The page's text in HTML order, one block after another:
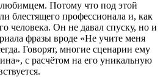
Потому что под этой
блестящего профессионала и, как
человека. Он не давал спуску, но и
фразы вроде «Не учите меня
Говорят, многие сценарии ему
с расчётом на его уникальную